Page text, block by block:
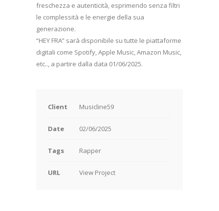
freschezza e autenticità, esprimendo senza filtri
le complessità e le energie della sua
generazione.
“HEY FRA” sarà disponibile su tutte le piattaforme
digitali come Spotify, Apple Music, Amazon Music,
etc.., a partire dalla data 01/06/2025.
Client Musicline59
Date 02/06/2025
Tags Rapper
URL View Project